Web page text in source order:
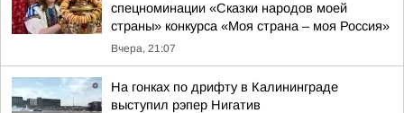
спецноминации «Сказки народов моей
страны» конкурса «Моя страна – моя Россия»
Вчера, 21:07
На гонках по дрифту в Калининграде
выступил рэпер Нигатив